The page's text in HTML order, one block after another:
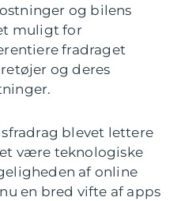
og bilens
muligt for
fradraget
og deres
blevet lettere
være teknologiske
af online
en bred vifte af apps